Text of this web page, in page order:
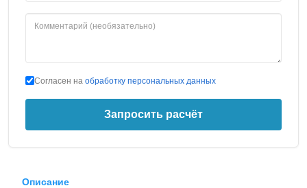
Согласен на обработку персональных данных
Запросить расчёт
Описание